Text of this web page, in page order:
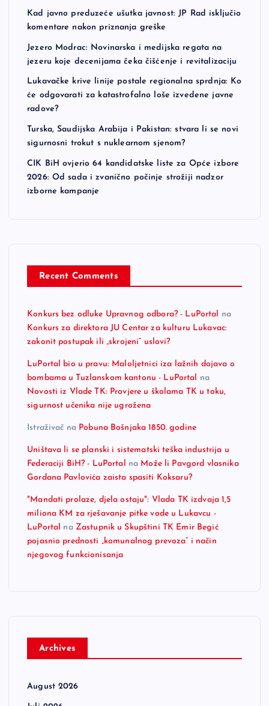
Kad javno preduzeće ušutka javnost: JP Rad isključio
komentare nakon priznanja greške
Jezero Modrac: Novinarska i medijska regata na
jezeru koje decenijama čeka čišćenje i revitalizaciju
Lukavačke krive linije postale regionalna sprdnja: Ko
će odgovarati za katastrofalno loše izvedene javne
radove?
Turska, Saudijska Arabija i Pakistan: stvara li se novi
sigurnosni trokut s nuklearnom sjenom?
CIK BiH ovjerio 64 kandidatske liste za Opće izbore
2026: Od sada i zvanično počinje strožiji nadzor
izborne kampanje
Recent Comments
Konkurs bez odluke Upravnog odbora? - LuPortal
na
Konkurs za direktora JU Centar za kulturu Lukavac:
zakonit postupak ili „skrojeni“ uslovi?
LuPortal bio u pravu: Maloljetnici iza lažnih dojava o
bombama u Tuzlanskom kantonu - LuPortal
na
Novosti iz Vlade TK: Provjere u školama TK u toku,
sigurnost učenika nije ugrožena
Istraživač na Pobuna Bošnjaka 1850. godine
Uništava li se planski i sistematski teška industrija u
Federaciji BiH? - LuPortal
na Može li Pavgord vlasnika
Gordana Pavlovića zaista spasiti Koksaru?
"Mandati prolaze, djela ostaju": Vlada TK izdvaja 1,5
miliona KM za rješavanje pitke vode u Lukavcu -
LuPortal na Zastupnik u Skupštini TK Emir Begić
pojasnio prednosti „komunalnog prevoza“ i način
njegovog funkcionisanja
Archives
August 2026